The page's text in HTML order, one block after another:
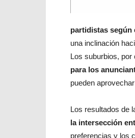
partidistas según
una inclinación
Los suburbios, por
para los
pueden
Los resultados de
la intersección
preferencias y los